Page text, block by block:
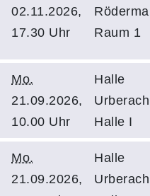
02.11.2026,
17.30 Uhr
Raum 1
Mo.
21.09.2026,
10.00 Uhr
Halle
Halle I
Mo.
21.09.2026,
Halle